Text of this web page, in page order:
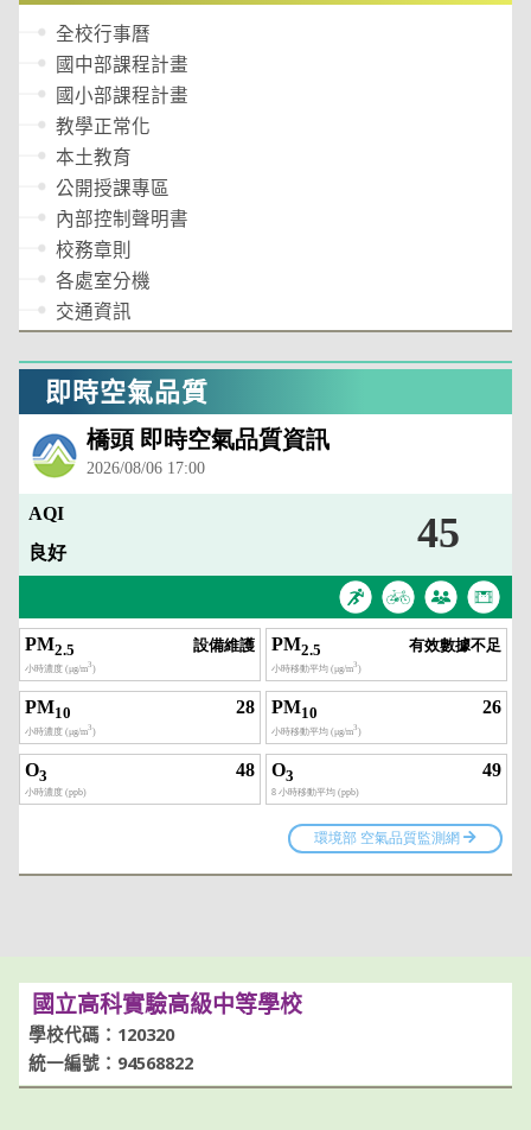
全校行事曆
國中部課程計畫
國小部課程計畫
教學正常化
本土教育
公開授課專區
內部控制聲明書
校務章則
各處室分機
交通資訊
即時空氣品質
國立高科實驗高級中等學校
學校代碼：120320
統一編號：94568822